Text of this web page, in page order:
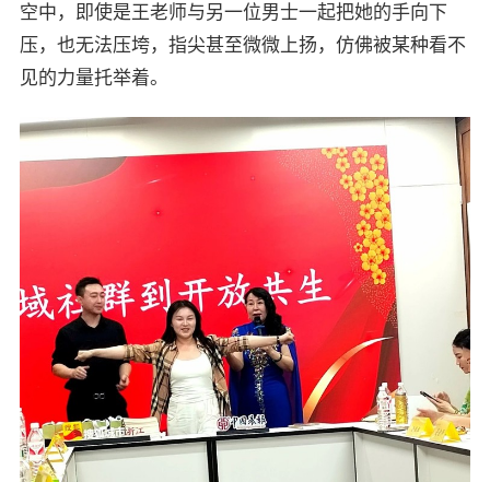
空中，即使是王老师与另一位男士一起把她的手向下
压，也无法压垮，指尖甚至微微上扬，仿佛被某种看不
见的力量托举着。